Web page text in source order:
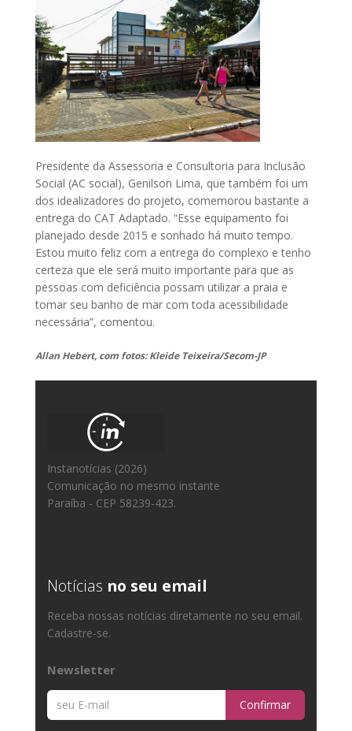
Presidente da Assessoria e Consultoria para Inclusão
Social (AC social), Genilson Lima, que também foi um
dos idealizadores do projeto, comemorou bastante a
entrega do CAT Adaptado. “Esse equipamento foi
planejado desde 2015 e sonhado há muito tempo.
Estou muito feliz com a entrega do complexo e tenho
certeza que ele será muito importante para que as
pessoas com deficiência possam utilizar a praia e
tomar seu banho de mar com toda acessibilidade
necessária”, comentou.
Allan Hebert, com fotos: Kleide Teixeira/Secom-JP
Instanotícias (2026)
Comunicação no mesmo instante
Paraíba - CEP 58239-423.
Notícias no seu email
Receba nossas notícias diretamente no seu email.
Cadastre-se.
Newsletter
Confirmar